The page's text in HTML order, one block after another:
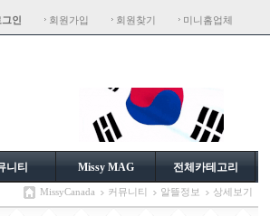
그인 회원가입 회원찾기 미니홈업체
니티 Missy MAG 전체카테고리
MissyCanada 커뮤니티 알뜰정보 상세보기